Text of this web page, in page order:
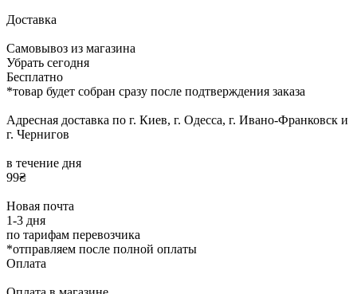
Доставка
Самовывоз из магазина
Убрать сегодня
Бесплатно
*товар будет собран сразу после подтверждения заказа
Адресная доставка по г. Киев, г. Одесса, г. Ивано-Франковск и
г. Чернигов
в течение дня
99₴
Новая почта
1-3 дня
по тарифам перевозчика
*отправляем после полной оплаты
Оплата